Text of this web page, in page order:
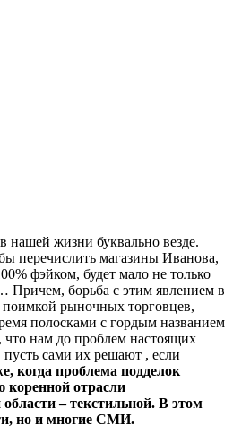
нашей жизни буквально везде.
перечислить магазины Иванова,
фэйком, будет мало не только
Причем, борьба с этим явлением в
поимкой рыночных торговцев,
полосками с гордым названием
нам до проблем настоящих
сами их решают , если
когда проблема подделок
коренной отрасли
– текстильной. В этом
но и многие СМИ.